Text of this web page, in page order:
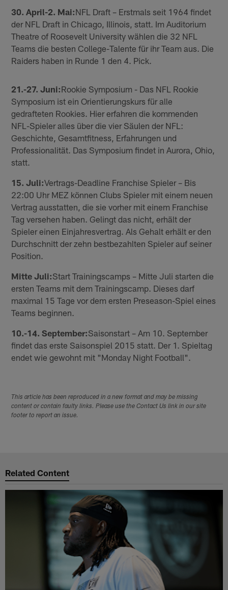
30. April-2. Mai:NFL Draft – Erstmals seit 1964 findet
der NFL Draft in Chicago, Illinois, statt. Im Auditorium
Theatre of Roosevelt University wählen die 32 NFL
Teams die besten College-Talente für ihr Team aus. Die
Raiders haben in Runde 1 den 4. Pick.
21.-27. Juni:Rookie Symposium - Das NFL Rookie
Symposium ist ein Orientierungskurs für alle
gedrafteten Rookies. Hier erfahren die kommenden
NFL-Spieler alles über die vier Säulen der NFL:
Geschichte, Gesamtfitness, Erfahrungen und
Professionalität. Das Symposium findet in Aurora, Ohio,
statt.
15. Juli:Vertrags-Deadline Franchise Spieler – Bis
22:00 Uhr MEZ können Clubs Spieler mit einem neuen
Vertrag ausstatten, die sie vorher mit einem Franchise
Tag versehen haben. Gelingt das nicht, erhält der
Spieler einen Einjahresvertrag. Als Gehalt erhält er den
Durchschnitt der zehn bestbezahlten Spieler auf seiner
Position.
Mitte Juli:Start Trainingscamps – Mitte Juli starten die
ersten Teams mit dem Trainingscamp. Dieses darf
maximal 15 Tage vor dem ersten Preseason-Spiel eines
Teams beginnen.
10.-14. September:Saisonstart – Am 10. September
findet das erste Saisonspiel 2015 statt. Der 1. Spieltag
endet wie gewohnt mit "Monday Night Football".
This article has been reproduced in a new format and may be missing
content or contain faulty links. Please use the Contact Us link in our site
footer to report an issue.
Related Content